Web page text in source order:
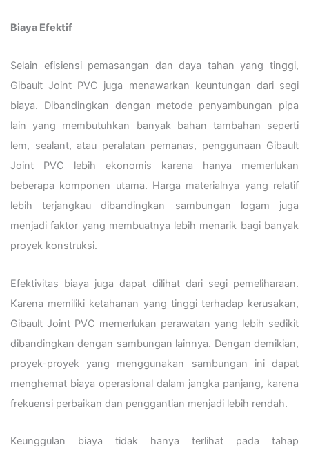
Biaya Efektif
Selain efisiensi pemasangan dan daya tahan yang tinggi,
Gibault Joint PVC juga menawarkan keuntungan dari segi
biaya. Dibandingkan dengan metode penyambungan pipa
lain yang membutuhkan banyak bahan tambahan seperti
lem, sealant, atau peralatan pemanas, penggunaan Gibault
Joint PVC lebih ekonomis karena hanya memerlukan
beberapa komponen utama. Harga materialnya yang relatif
lebih terjangkau dibandingkan sambungan logam juga
menjadi faktor yang membuatnya lebih menarik bagi banyak
proyek konstruksi.
Efektivitas biaya juga dapat dilihat dari segi pemeliharaan.
Karena memiliki ketahanan yang tinggi terhadap kerusakan,
Gibault Joint PVC memerlukan perawatan yang lebih sedikit
dibandingkan dengan sambungan lainnya. Dengan demikian,
proyek-proyek yang menggunakan sambungan ini dapat
menghemat biaya operasional dalam jangka panjang, karena
frekuensi perbaikan dan penggantian menjadi lebih rendah.
Keunggulan biaya tidak hanya terlihat pada tahap